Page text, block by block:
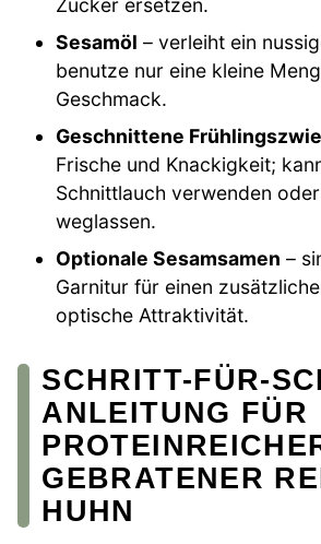
Zucker ersetzen.
Sesamöl – verleiht ein
benutze nur eine kleine
Geschmack.
Geschnittene
Frische und Knackigkeit;
Schnittlauch verwenden
weglassen.
Optionale Sesamsamen –
Garnitur für einen
optische Attraktivität.
SCHRITT-FÜR-
ANLEITUNG FÜR
GEBRATENER
HUHN